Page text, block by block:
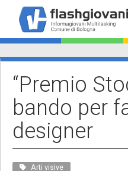
contenuto
principale
“Premio
bando per
designer
Arti visive